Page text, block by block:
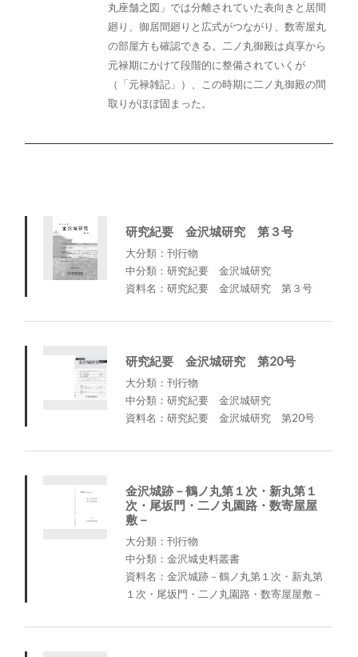
丸座舗之図」では分離されていた表向きと居間
廻り、御居間廻りと広式がつながり、数寄屋丸
の部屋方も確認できる。二ノ丸御殿は貞享から
元禄期にかけて段階的に整備されていくが
（「元禄雑記」）、この時期に二ノ丸御殿の間
取りがほぼ固まった。
研究紀要 金沢城研究 第３号
大分類：刊行物
中分類：研究紀要 金沢城研究
資料名：研究紀要 金沢城研究 第３号
研究紀要 金沢城研究 第20号
大分類：刊行物
中分類：研究紀要 金沢城研究
資料名：研究紀要 金沢城研究 第20号
金沢城跡－鶴ノ丸第１次・新丸第１
次・尾坂門・二ノ丸園路・数寄屋屋
敷－
大分類：刊行物
中分類：金沢城史料叢書
資料名：金沢城跡－鶴ノ丸第１次・新丸第
１次・尾坂門・二ノ丸園路・数寄屋屋敷－